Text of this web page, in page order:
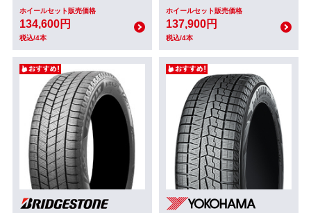
ホイールセット販売価格
134,600円
税込/4本
ホイールセット販売価格
137,900円
税込/4本